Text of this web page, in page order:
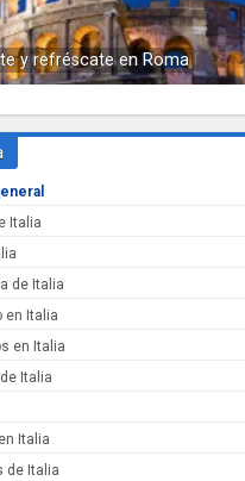
y refréscate en Roma
Italia
de Italia
en Italia
en Italia
Italia
Italia
de Italia